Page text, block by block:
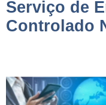
Serviço de
Controlado